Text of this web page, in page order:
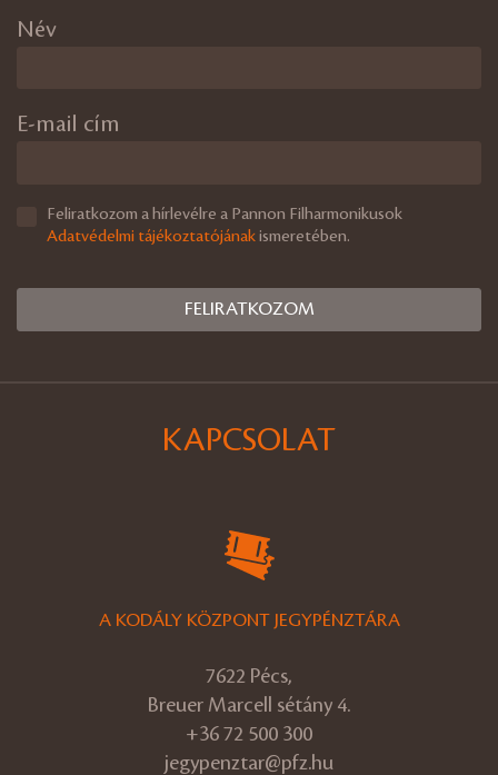
Név
E-mail cím
Feliratkozom a hírlevélre a Pannon Filharmonikusok
Adatvédelmi tájékoztatójánakismeretében.
KAPCSOLAT
A KODÁLY KÖZPONT JEGYPÉNZTÁRA
7622 Pécs,
Breuer Marcell sétány 4.
+36 72 500 300
jegypenztar@pfz.hu